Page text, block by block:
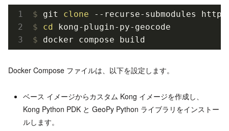
$ git clone --recurse-submodules
$
cd
kong-plugin-py-geocode
$ docker compose build
Docker Compose ファイルは、以下を設定します。
ベース イメージからカスタム Kong イメージを作成し、
Kong Python PDK と GeoPy Python ライブラリをインストー
ルします。